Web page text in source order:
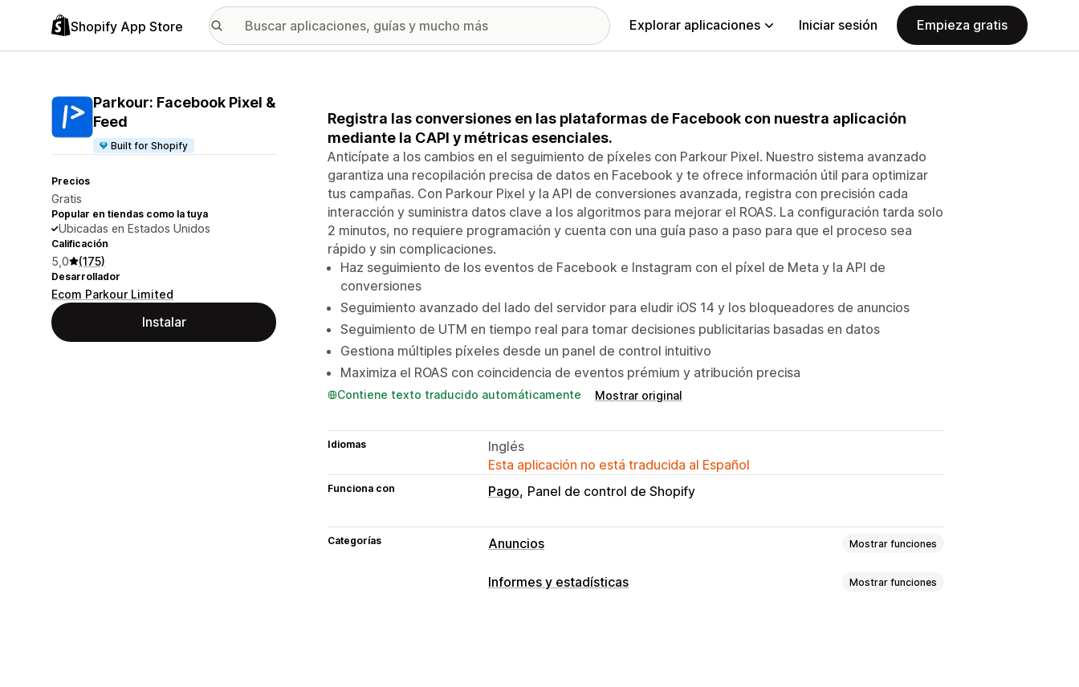
Shopify App Store Explorar aplicaciones Iniciar sesión Empieza gratis
Parkour: Facebook Pixel &
Feed
Built for Shopify
Precios
Gratis
Popular en tiendas como la tuya
Ubicadas en Estados Unidos
Calificación
5,0 (175)
Desarrollador
Ecom Parkour Limited
Instalar
Registra las conversiones en las plataformas de Facebook con nuestra aplicación
mediante la CAPI y métricas esenciales.
Anticípate a los cambios en el seguimiento de píxeles con Parkour Pixel. Nuestro sistema avanzado
garantiza una recopilación precisa de datos en Facebook y te ofrece información útil para optimizar
tus campañas. Con Parkour Pixel y la API de conversiones avanzada, registra con precisión cada
interacción y suministra datos clave a los algoritmos para mejorar el ROAS. La configuración tarda solo
2 minutos, no requiere programación y cuenta con una guía paso a paso para que el proceso sea
rápido y sin complicaciones.
Haz seguimiento de los eventos de Facebook e Instagram con el píxel de Meta y la API de
conversiones
Seguimiento avanzado del lado del servidor para eludir iOS 14 y los bloqueadores de anuncios
Seguimiento de UTM en tiempo real para tomar decisiones publicitarias basadas en datos
Gestiona múltiples píxeles desde un panel de control intuitivo
Maximiza el ROAS con coincidencia de eventos prémium y atribución precisa
Contiene texto traducido automáticamente Mostrar original
Idiomas
Inglés
Esta aplicación no está traducida al Español
Funciona con Pago Panel de control de Shopify
Categorías Anuncios Mostrar funciones
Segmentación
Informes y estadísticas Mostrar funciones